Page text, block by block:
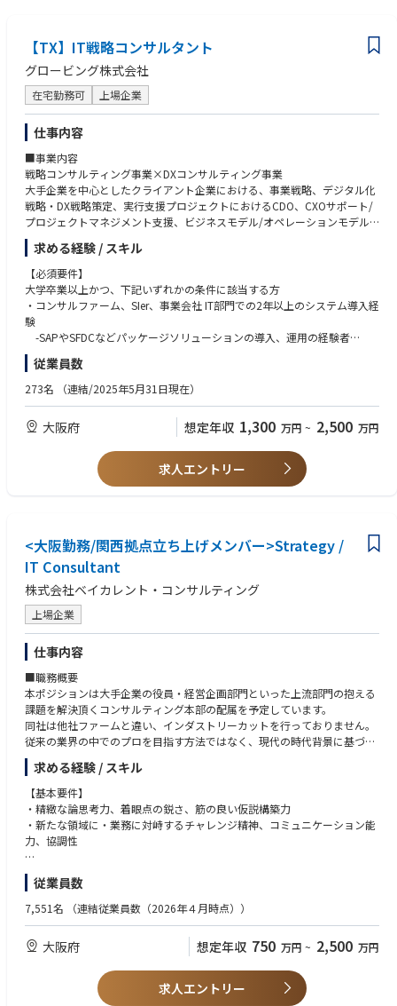
●個別案件で得た知見の抽象化、再利用可能なプロダクトへの還元
【ポジションの特徴】
●現年収比150％up等での提示実績あり/スキルに応じたRS（譲渡制限付
株式）付与制度あり
●AIエンジニアやFDEと近い距離で、実装まで踏み込んだコンサルティン
●顧客の業務変革に深く入り込み、AIの社会実装をリードできる
●コンサルティング、プロダクトマネジメント、事業開発を横断したキャ
リア形成が可能
●スタートアップの成長フェーズにおいて、事業づくりそのものに関与で
きる
●リモートワークやフレックス制度を活用しながら、柔軟な働き方が可能
●業務システム、SaaS、ERP、CRM、SCMなどの導入・活用支援経験
●BPR、業務設計、業務標準化に関する経験
●製造、流通小売、自動車、SCM、通信などの業界知見
●プロダクトマネージャー、BizDev、エンジニアとの協働経験
●スタートアップや新規事業環境でのプロジェクト推進経験
各事業部ごとのユースケース推進のみにとどまらず、全社横断的なAI導入
基盤の検討など全体マネジメントを実施。
・小売（外食）：店舗配置検討におけるデータ分析モデル構築
外資系飲食業界のクライアントにおいて、数か月という短い期間で収益改
善が見込める店舗配置の再検討を本社より求められていた。
本プロジェクトでは、ビジネスコンサルタントとシステムコンサルタント
が密に連携し、Pythonを用いたAIモデルの構築、オープンデータの収集・
活用、分析プロセスの自動化などを通じて、収益改善を実現できる勝ち筋
をスピーディーに導出 。
・エネルギー：電力需給における自動予測システムの構築
大手電力会社において、社会インフラとしての影響度が極めて高い電力需
給予測業務に対し制度変更のたびに複数のツールを都度補完的に活用して
いたため、業務の品質と効率性の両面で課題が顕在化していた。
これまでの電力業界への豊富な支援実績により蓄積されたナレッジと、企
画からシステム開発まで一気通貫してご支援できる体制をフルに活用。結
果、制度変更への対応だけでなく、季節性など不確実性の高い事象にも対
応可能な高精度な電力需給の自動予測システムを構築。
■同社が誇る”One Pool制”とは
ンサルティングファームでは業界と領域（戦略、業務、ITなど）のマトリ
クスにより配属組織が決まる一方で、同社ではその組織を壁の無い文字通
りOne Poolにすることにより、コンサルタントが幅広い業界と幅広い領域
■キャリアパス
・現在のビジネススキル/ITスキルと経験を分析して、目指すべき姿（目
・上記取組により多くの方が、SEからITコンへのキャリアチェンジ、ITコ
ンから戦略コンへのキャリアチェンジに成功しています。
■育成/研修
・ベイカレントの発展のためには、プロフェッショナルな人財を育成して
いくことが重要であると考えています。
・このため、各階層に応じて体系立てた各種カリキュラム、社内/外部研
修会やトレーニングを準備しております。
ルリーダー集団の育成に注力しています。
【TX】IT戦略コンサルタント
グロービング株式会社
在宅勤務可 上場企業
仕事内容
■事業内容
戦略コンサルティング事業×DXコンサルティング事業
大手企業を中心としたクライアント企業における、事業戦略、デジタル化
戦略・DX戦略策定、実行支援プロジェクトにおけるCDO、CXOサポート/
プロジェクトマネジメント支援、ビジネスモデル/オペレーションモデル/
サービスモデルの変革、及び新規事業の立ち上げなどの実行推進支援。
デジタル新規事業の立ち上げ
DXコンサルティング事業で蓄積した経営/ビジネス高度化知見と、Digital
やAI/IoT等の知見を掛け合わせた新規事業/サービスの開発、展開。
■仕事内容
現」をゴールに、経営戦略に紐づいた「定量的な成果を実現する変革テー
マ」の具体化・優先順位付けをし、その実現に必要なHowとして「業務改
革」「人材・組織変革」「デジタルアセット蓄積・活用」を追求。
-データ基盤の構想～実装、データを活用したAIの業務適用の構想、BPR、
戦略ファームならではの事業戦略(新規事業進出、大規模構造改革)から、A
I/Dataを活用した根本的な業務改革案件を中心とした支援。
■コンサルティング案件のご紹介（一例）
・大手電機メーカーの全社基幹システム導入
・大手美容機器メーカーの全面的な基幹業務の改革・基幹システムの統合
・大手スポーツ用品メーカーの基幹システム刷新
・大手自動車メーカーの品質管理プロセス強化のためのシステム基盤構築
・大手音響機器メーカーのKPI設計～CRMのグローバル導入
・大手エネルギー企業の代理店ポータルのアジャイル開発(構築～導入ま
で)
・大手自動車OEMのAIモデル及びデータ基盤の導入(構想～実装まで)
・大手自動車OEMの効率化・高度化を目的としたAIモデル・データ基盤構
築の支援
・大手製薬会社の全領域(R＆D、営業、オペレーション)のAI活用構想策定
■プロフェッショナルとしてのキャリアをサポート
グロービングでは、社員のスキル/マインド向上のため、下記コンテンツ
を実施しています。
・全社トレーニング：シニアパートナー、各インダストリーメンバーから
の講義
・Enjoy Working Session：仕事を楽しむためのコミュニケーションをチー
ムで実施
・カウンセラーとの1on1
その他リーダーシップ研修や全社ワークショップなど、圧倒的な成長スピ
ードを支える様々な研修プログラムをご用意しております。
また、コンサルタントとしてのキャリアアップだけでなく、自社ビジネス
の立ち上げや経営に関わるチャンスも豊富です。
多様な成長や活躍の機会が用意されており、個々の希望に応じたキャリア
パスを追求できます。
求める経験 / スキル
【必須要件】
大学卒業以上かつ、下記いずれかの条件に該当する方
・コンサルファーム、SIer、事業会社 IT部門での2年以上のシステム導入経
験
-SAPやSFDCなどパッケージソリューションの導入、運用の経験者
-システム導入案件のPMOやクライアントの立場として、プロジェクト
推進された方
-特定の業務領域(営業/SCM/会計等)の業務プロセス知見とシステム導入
-コンサルタントとして対クライアント向けの課題設定・要検定義の経験
者
-エンジニア・サイエンティストとして社内向け・クライアント向けのプ
ロダクトを開発した経験者
-デザイナーとして社内外向けデジタルプロダクトのUIUXをデザインし
【求める人物像】
・業界に捉われず、社会課題やトレンドを抑えたHot Topicテーマに携わ
りたい方
・志のある方、意義ある仕事を楽しめる方
・スタートアップでの事業成長に携わりたい方、アントレプレナーを目指
す方
(将来の事業家・起業家・経営者を目指したい方)
・知的好奇心・知的タフネスがあり、自ら積極的に物事を推進/自己研鑽
できる方
従業員数
273名 （連結/2025年5月31日現在）
大阪府 想定年収 1,300 万円 ~ 2,500 万円
求人エントリー
<大阪勤務/関西拠点立ち上げメンバー>Strategy /
IT Consultant
株式会社ベイカレント・コンサルティング
上場企業
仕事内容
■職務概要
本ポジションは大手企業の役員・経営企画部門といった上流部門の抱える
課題を解決頂くコンサルティング本部の配属を予定しています。
同社は他社ファームと違い、インダストリーカットを行っておりません。
従来の業界の中でのプロを目指す方法ではなく、現代の時代背景に基づ
き、他業界を知っているからこそ出来るコンサルティングを行うことで他
社と差別化を図ってます。他社にはない1pool制による幅広い経験と高い
年収水準も同社の魅力の1つです。
＜職務詳細＞
・各業界のリーディングカンパニーを中心としたクライアントの経営課
題/業務課題に対する分析、及びマネジメント向けレポート作成
ンスフォーメーション等
・戦略/業務/ITについての専門知識を活かした課題解決や新規サービス企
画/事業戦略の策定支援
・各インダストリーのPMO案件に従事
・銀行：生成AIの全社導入戦略策定および導入検討
クライアントの中期経営計画の柱である全社的な生成AI活用推進を支援。
求める経験 / スキル
【基本要件】
・精緻な論思考力、着眼点の鋭さ、筋の良い仮説構築力
・新たな領域に・業務に対峙するチャレンジ精神、コミュニケーション能
力、協調性
【望まれる経験】
・事業会社の経営企画、営業企画などの実務経験
・事業戦略策定、マーケティング戦略、新サービス企画の経験
・総合コンサルティングファーム、SIerにてIT/業務領域の課題解決プロジ
ェクト経験
従業員数
7,551名 （連結従業員数（2026年４月時点））
大阪府 想定年収 750 万円 ~ 2,500 万円
求人エントリー